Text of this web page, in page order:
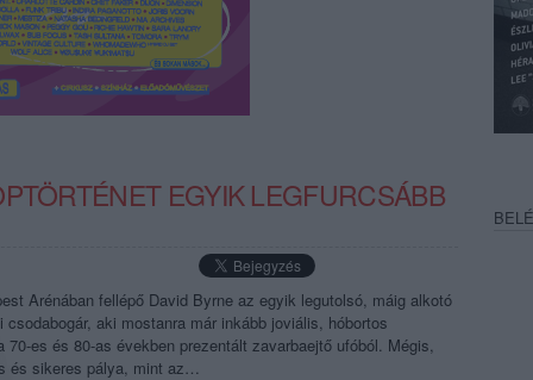
EGYIK LEGFURCSÁBB
Arénában fellépő David Byrne az egyik legutolsó, máig alkotó
aki mostanra már inkább joviális, hóbortos
70-es és 80-as években prezentált zavarbaejtő ufóból. Mégis,
és sikeres pálya, mint az…